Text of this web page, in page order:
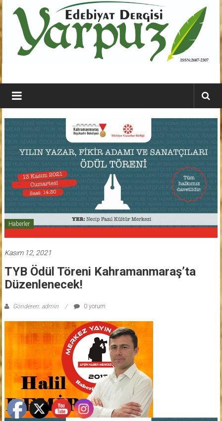
İçeriğe
geç
YARPUZ
Edebiyat
Dergisi
Kahramanmaraş'ın
Edebiyat
Dergisi
Haberler
Kasım 12, 2021
TYB Ödül Töreni Kahramanmaraş’ta
Düzenlenecek!
Gönderen: admin 0 yorum